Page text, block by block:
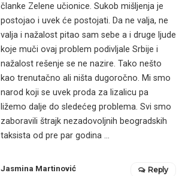
članke Zelene učionice. Sukob mišljenja je
postojao i uvek će postojati. Da ne valja, ne
valja i nažalost pitao sam sebe a i druge ljude
koje muči ovaj problem podivljale Srbije i
nažalost rešenje se ne nazire. Tako nešto
kao trenutačno ali ništa dugoročno. Mi smo
narod koji se uvek proda za lizalicu pa
ližemo dalje do sledećeg problema. Svi smo
zaboravili štrajk nezadovoljnih beogradskih
taksista od pre par godina …
Jasmina Martinović Reply